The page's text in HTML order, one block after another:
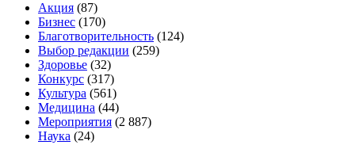
Акция (87)
Бизнес (170)
Благотворительность (124)
Выбор редакции (259)
Здоровье (32)
Конкурс (317)
Культура (561)
Медицина (44)
Мероприятия (2 887)
Наука (24)